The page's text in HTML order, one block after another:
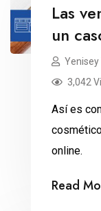
Las
un
Yenisey
3,042
Así es
online.
Read